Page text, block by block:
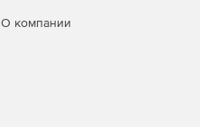
О компании